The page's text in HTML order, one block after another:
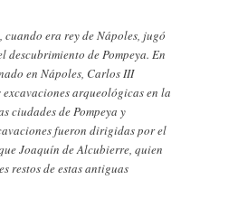
cuando era rey de Nápoles, jugó
descubrimiento de Pompeya. En
en Nápoles, Carlos III
arqueológicas en la
ciudades de Pompeya y
fueron dirigidas por el
Joaquín de Alcubierre, quien
restos de estas antiguas